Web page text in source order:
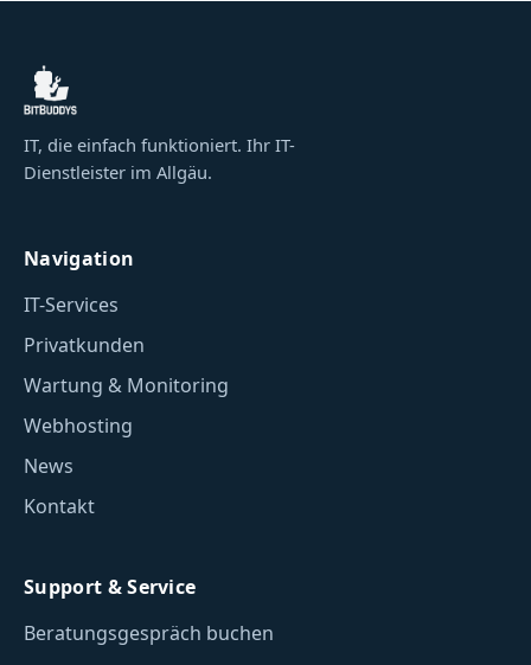
IT, die einfach funktioniert. Ihr IT-
Dienstleister im Allgäu.
Navigation
IT-Services
Privatkunden
Wartung & Monitoring
Webhosting
News
Kontakt
Support & Service
Beratungsgespräch buchen